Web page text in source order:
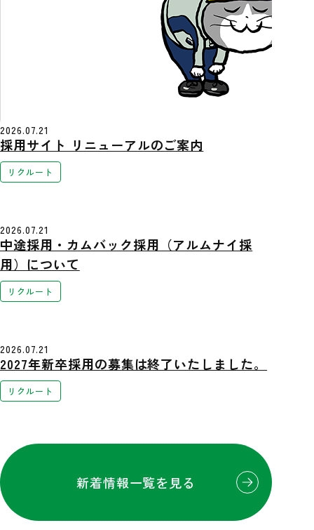
2026.07.21
採用サイト リニューアルのご案内
リクルート
2026.07.21
中途採用・カムバック採用（アルムナイ採
用）について
リクルート
2026.07.21
2027年新卒採用の募集は終了いたしました。
リクルート
新着情報一覧を見る